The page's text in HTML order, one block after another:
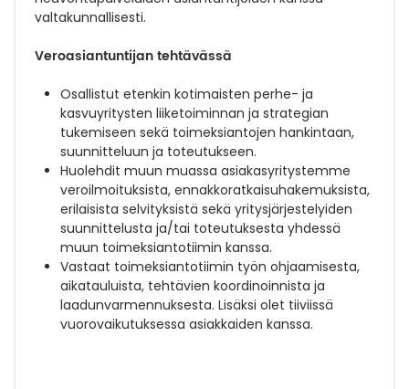
valtakunnallisesti.
Veroasiantuntijan tehtävässä
Osallistut etenkin kotimaisten perhe- ja
kasvuyritysten liiketoiminnan ja strategian
tukemiseen sekä toimeksiantojen hankintaan,
suunnitteluun ja toteutukseen.
Huolehdit muun muassa asiakasyritystemme
veroilmoituksista, ennakkoratkaisuhakemuksista,
erilaisista selvityksistä sekä yritysjärjestelyiden
suunnittelusta ja/tai toteutuksesta yhdessä
muun toimeksiantotiimin kanssa.
Vastaat toimeksiantotiimin työn ohjaamisesta,
aikatauluista, tehtävien koordinoinnista ja
laadunvarmennuksesta. Lisäksi olet tiiviissä
vuorovaikutuksessa asiakkaiden kanssa.